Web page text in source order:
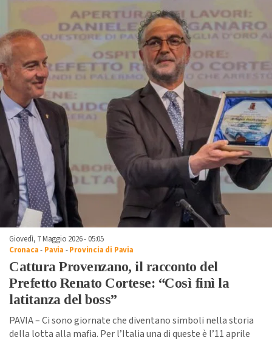
Giovedì, 7 Maggio 2026 - 05:05
Cronaca- Pavia -Provincia di Pavia
Cattura Provenzano, il racconto del
Prefetto Renato Cortese: “Così finì la
latitanza del boss”
PAVIA – Ci sono giornate che diventano simboli nella storia
della lotta alla mafia. Per l’Italia una di queste è l’11 aprile